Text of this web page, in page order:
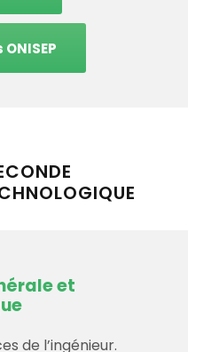
et
de l’ingénieur.